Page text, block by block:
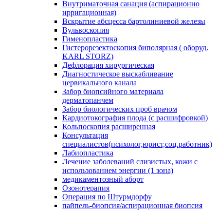
Внутриматочная санация (аспирационно
ирригационная)
Вскрытие абсцесса бартолиниевой железы
Вульвоскопия
Гименопластика
Гистерорезектоскопия биполярная ( оборуд.
KARL STORZ)
Дефлорация хирургическая
Диагностическое выскабливание
цервикального канала
Забор биопсийного материала
дерматопанчем
Забор биологических проб врачом
Кардиотокография плода (с расшифровкой)
Кольпоскопия расширенная
Консультация
специалистов(психолог,юрист,соц.работник)
Лабиопластика
Лечение заболеваний слизистых, кожи с
использованием энергии (1 зона)
медикаментозный аборт
Озонотерапия
Операция по Штурмдорфу
пайпель-биопсия/аспирационная биопсия